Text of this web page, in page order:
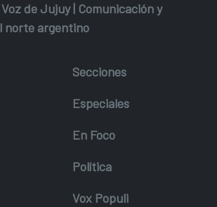
de Jujuy | Comunicación y
norte argentino
Secciones
Especiales
En Foco
Política
Vox Populi